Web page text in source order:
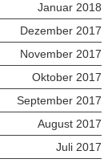
Januar 2018
Dezember 2017
November 2017
Oktober 2017
September 2017
August 2017
Juli 2017